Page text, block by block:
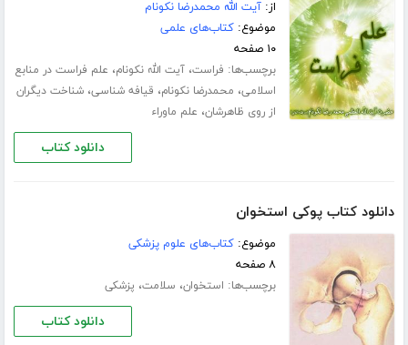
از:آیت الله محمدرضا نکونام
موضوع:کتاب‌های علمی
۱۰ صفحه
برچسب‌ها: فراست،آیت الله نکونام، علم فراست در منابع
اسلامی، محمدرضا نکونام، قیافه شناسی،شناخت دیگران
از روی ظاهرشان، علم ماوراء
دانلود کتاب
دانلود کتاب پوکی استخوان
موضوع:کتاب‌های علوم پزشکی
۸ صفحه
برچسب‌ها: استخوان، سلامت، پزشکی
دانلود کتاب